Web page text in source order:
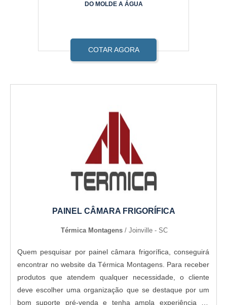
DO MOLDE A ÁGUA
COTAR AGORA
PAINEL CÂMARA FRIGORÍFICA
Térmica Montagens / Joinville - SC
Quem pesquisar por painel câmara frigorífica, conseguirá
encontrar no website da Térmica Montagens. Para receber
produtos que atendem qualquer necessidade, o cliente
deve escolher uma organização que se destaque por um
bom suporte pré-venda e tenha ampla experiência no